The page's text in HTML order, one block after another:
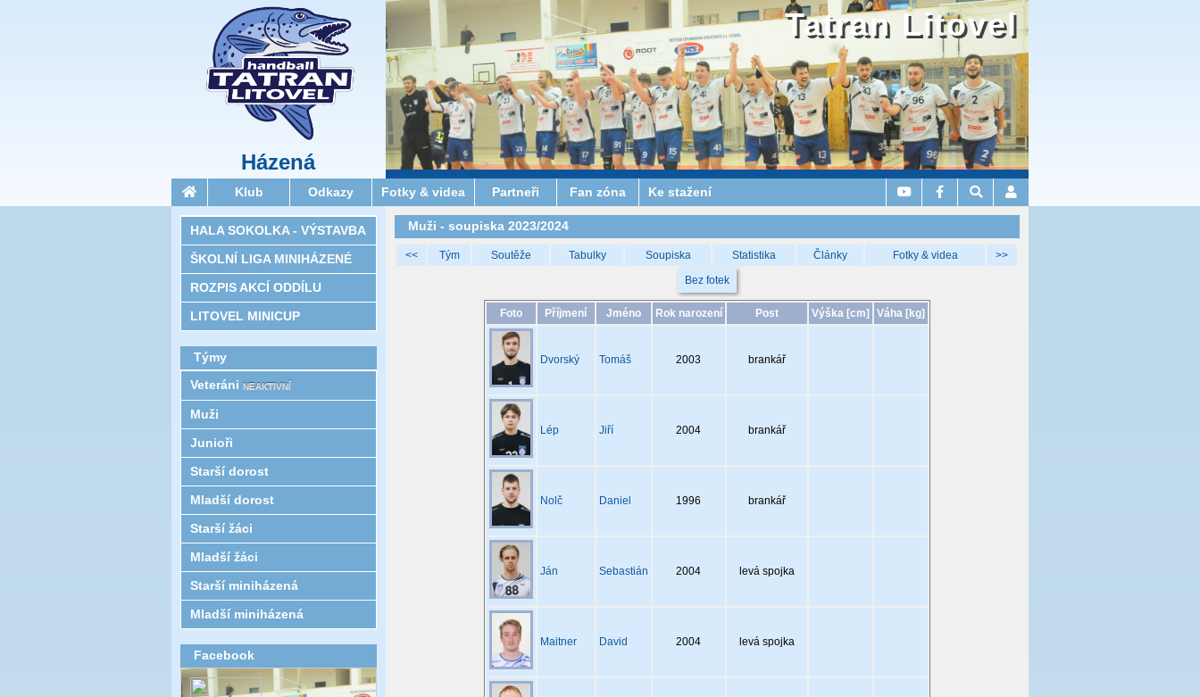
Házená
Tatran Litovel
Klub Odkazy Fotky & videa Partneři Fan zóna Ke stažení
Muži - soupiska 2023/2024
<< Tým Soutěže Tabulky Soupiska Statistika Články Fotky & videa
>>
Bez fotek
Foto Příjmení Jméno Rok narození Post Výška [cm] Váha [kg]
Dvorský Tomáš 2003 brankář
Lép Jiří 2004 brankář
Nolč Daniel 1996 brankář
Ján Sebastián 2004 levá spojka
Maitner David 2004 levá spojka
HALA SOKOLKA - VÝSTAVBA
ŠKOLNÍ LIGA MINIHÁZENÉ
ROZPIS AKCÍ ODDÍLU
LITOVEL MINICUP
Týmy
Veteráni NEAKTIVNÍ
Muži
Junioři
Starší dorost
Mladší dorost
Starší žáci
Mladší žáci
Starší miniházená
Mladší miniházená
Facebook